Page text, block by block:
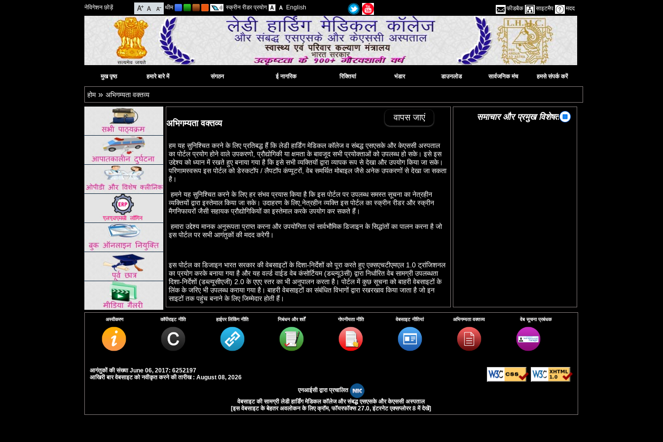
नेविगेशन छोड़ें थीम स्क्रीन रीडर प्रयोग English फीडबैक साइटमैप मदद
मुख पृष्ठ हमारे बारे में संगठन ई नागरिक रिक्तियां भंडार डाउनलोड सार्वजनिक मंच हमसे संपर्क करें
होम» अभिगम्यता वक्तव्य
समाचार और प्रमुख विशेषताएं
अभिगम्यता वक्तव्य
वापस जाएं
हम यह सुनिश्‍चित करने के लिए प्रतिबद्ध हैं कि लेडी हार्डिंग मेडिकल कॉलेज व संबद्ध एसएसके और केएससी अस्पताल
का पोर्टल प्रयोग होने वाले उपकरणो, प्रौद्योगिकी या क्षमता के बावजूद सभी प्रयोक्‍ताओं को उपलब्‍ध हो सके। इसे इस
उद्देश्‍य को ध्‍यान में रखते हुए बनाया गया है कि इसे सभी व्‍यक्‍तियों द्वारा व्‍यापक रूप से देखा और उपयोग किया जा सके।
परिणामस्‍वरूप इस पोर्टल को डेस्‍कटॉप / लैपटॉप कंप्‍यूटरों, वेब समर्थित मोबाइल जैसे अनेक उपकरणों से देखा जा सकता
है।
हमने यह सुनिश्‍चित करने के लिए हर संभव प्रयास किया है कि इस पोर्टल पर उपलब्‍ध समस्‍त सूचना का नेत्रहीन
व्‍यक्‍तियों द्वारा इस्‍तेमाल किया जा सके। उदाहरण के लिए,नेत्रहीन व्‍यक्‍ति इस पोर्टल का स्‍क्रीन रीडर और स्‍क्रीन
मैगनिफायरों जैसी सहायक प्रौद्योगिकियों का इस्‍तेमाल करके उपयोग कर सकते हैं।
हमारा उद्देश्‍य मानक अनुरूपता प्राप्‍त करना और उपयोगिता एवं सार्वभौमिक डिजाइन के सिद्धांतों का पालन करना है जो
इस पोर्टल पर सभी आगंतुकों की मदद करेगी।
इस पोर्टल का डिजाइन भारत सरकार की वेबसाइटों के दिशा-निर्देशों को पूरा करते हुए एक्‍सएचटीएमएल 1.0 ट्रांजिशनल
का प्रयोग करके बनाया गया है और यह वर्ल्‍ड वाईड वेब कंसोर्टियम (डब्‍ल्‍यू3सी) द्वारा निर्धारित वेब सामग्री उपलब्‍धता
दिशा-निर्देशों (डब्‍ल्‍यूसीएजी) 2.0 के एएए स्‍तर का भी अनुपालन करता है। पोर्टल में कुछ सूचना को बाहरी वेबसाइटों के
लिंक के जरिए भी उपलब्‍ध कराया गया है। बाहरी वेबसाइटों का संबंधित विभागों द्वारा रखरखाव किया जाता है जो इन
साइटों तक पहुंच बनाने के लिए जिम्‍मेदार होती हैं।
लेडी हार्डिंग मेडिकल कॉलेज व संबद्ध एसएसके और केएससी अस्पताल अपने पोर्टल को विकलांग व्‍यक्‍तियों तक पहुंच
बनाने की दिशा में कार्य कर रही है। तथापि, वर्तमान में पोर्टेबल दस्‍तावेज प्रपत्र (पीडीएफ) फाइलें नहीं देखी जा
सकतीं।
यदि आपको इस पोर्टल तक पहुंच बनाने के संबंध में कोई समस्‍या है या सुझाव देना है, तो कृपया
हमें लिखेंताकि हम
अस्वीकरण कॉपीराइट नीति हाईपर लिंकिंग नीति निबंधन और शर्तें गोपनीयता नीति वेबसाइट नीतियां अभिगम्यता वक्तव्य वेब सूचना प्रबंधक
आगंतुकों की संख्या June 06, 2017: 6252197
आखिरी बार वेबसाइट को नवीकृत करने की तारीख : August 08, 2026
एनआईसी द्वारा प्रचालित
वेबसाइट की सामग्री लेडी हार्डिंग मेडिकल कॉलेज और संबद्ध एसएसके और केएससी अस्पताल
[इस वेबसाइट के बेहतर अवलोकन के लिए क्रॉम, फॉयरफॉक्‍स 27.0, इंटरनेट एक्‍सप्‍लोरर 8 में देखें]